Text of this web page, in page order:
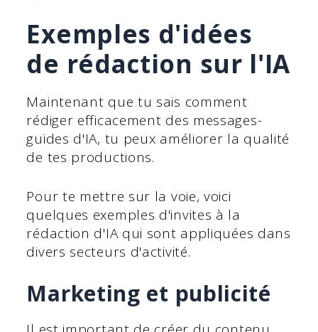
Exemples d'idées
de rédaction sur l'IA
Maintenant que tu sais comment
rédiger efficacement des messages-
guides d'IA, tu peux améliorer la qualité
de tes productions.
Pour te mettre sur la voie, voici
quelques exemples d'invites à la
rédaction d'IA qui sont appliquées dans
divers secteurs d'activité.
Marketing et publicité